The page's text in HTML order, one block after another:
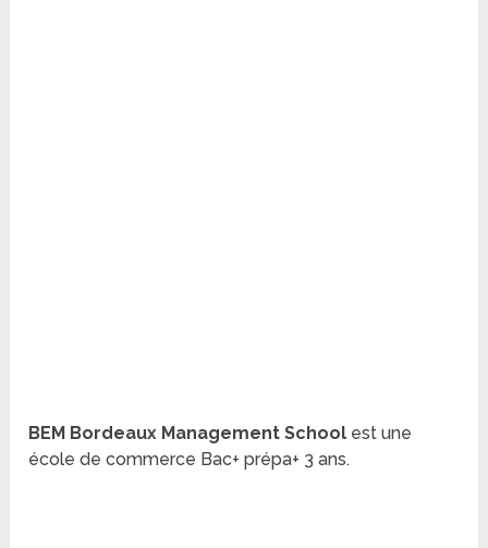
BEM Bordeaux Management School est une
école de commerce Bac+ prépa+ 3 ans.